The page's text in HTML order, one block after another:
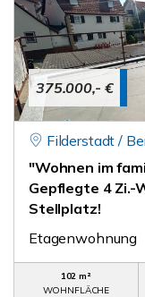
375.000,- €
Filderstadt /
"Wohnen im
Gepflegte 4 Zi.-
Stellplatz!
Etagenwohnung
102 m²
WOHNFLÄCHE